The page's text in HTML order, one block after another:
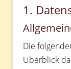
1.
Die
Überblick